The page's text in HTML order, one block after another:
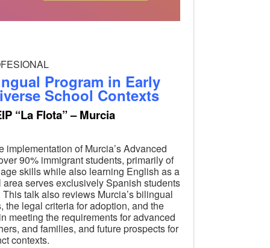
Program in Early
School Contexts
“La Flota” – Murcia
of Murcia’s Advanced
90% immigrant students, primarily of
skills while also learning English as a
serves exclusively Spanish students
talk also reviews Murcia’s bilingual
legal criteria for adoption, and the
meeting the requirements for advanced
and families, and future prospects for
contexts.